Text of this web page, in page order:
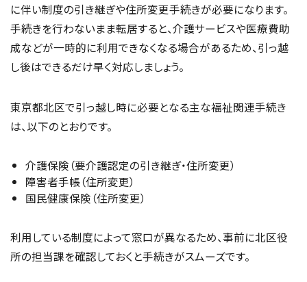
に伴い制度の引き継ぎや住所変更手続きが必要になります。
手続きを行わないまま転居すると、介護サービスや医療費助
成などが一時的に利用できなくなる場合があるため、引っ越
し後はできるだけ早く対応しましょう。
東京都北区で引っ越し時に必要となる主な福祉関連手続き
は、以下のとおりです。
介護保険（要介護認定の引き継ぎ・住所変更）
障害者手帳（住所変更）
国民健康保険（住所変更）
利用している制度によって窓口が異なるため、事前に北区役
所の担当課を確認しておくと手続きがスムーズです。